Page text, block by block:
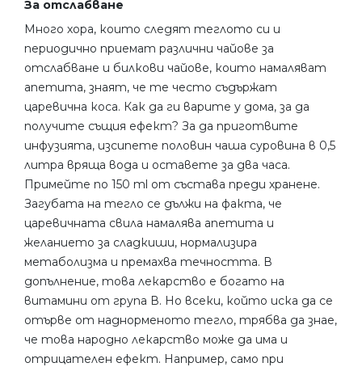
За отслабване
Много хора, които следят теглото си и
периодично приемат различни чайове за
отслабване и билкови чайове, които намаляват
апетита, знаят, че те често съдържат
царевична коса. Как да ги варите у дома, за да
получите същия ефект? За да приготвите
инфузията, изсипете половин чаша суровина в 0,5
литра вряща вода и оставете за два часа.
Примейте по 150 ml от състава преди хранене.
Загубата на тегло се дължи на факта, че
царевичната свила намалява апетита и
желанието за сладкиши, нормализира
метаболизма и премахва течността. В
допълнение, това лекарство е богато на
витамини от група В. Но всеки, който иска да се
отърве от наднорменото тегло, трябва да знае,
че това народно лекарство може да има и
отрицателен ефект. Например, само при